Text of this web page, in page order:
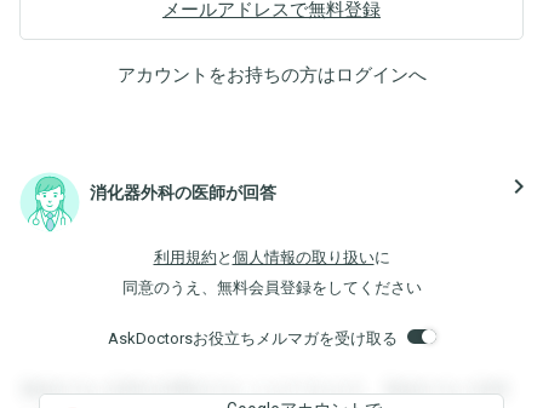
メールアドレスで無料登録
アカウントをお持ちの方はログインへ
消化器外科の医師が回答 navigate_next
利用規約 と 個人情報の取り扱いに
同意のうえ、無料会員登録をしてください
AskDoctorsお役立ちメルマガを受け取る
登録すると回答を閲覧することができます。登録すると回答